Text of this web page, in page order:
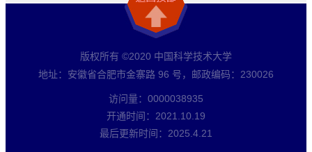
版权所有 ©2020 中国科学技术大学
地址：安徽省合肥市金寨路 96 号，邮政编码：230026
访问量： 0000038935
开通时间： 2021 10 19
最后更新时间： 2025 4 21